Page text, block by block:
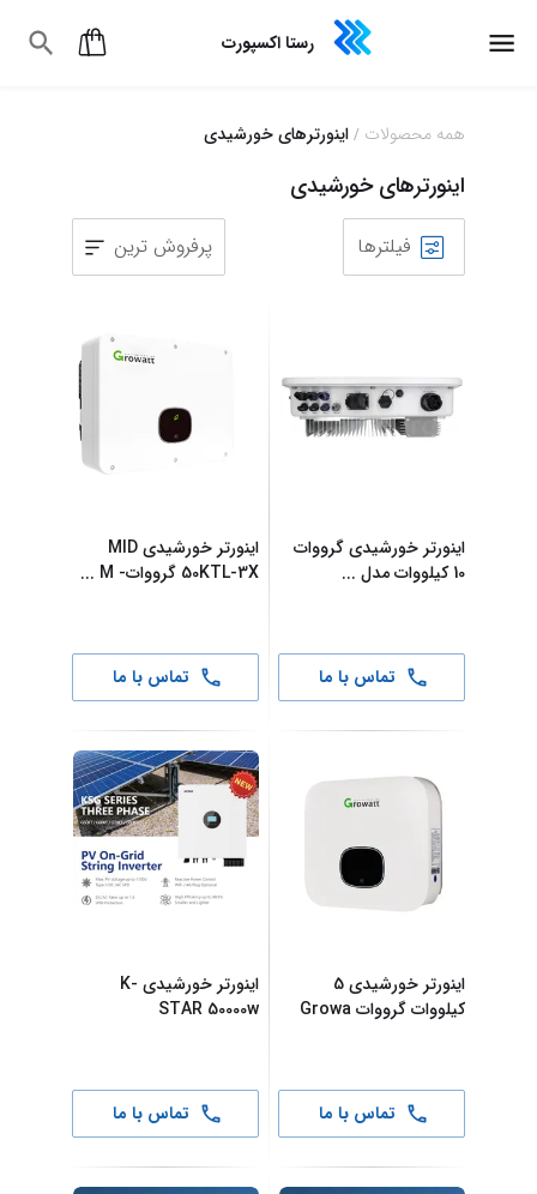
رستا اکسپورت
همه محصولات / اینورترهای خورشیدی
اینورترهای خورشیدی
فیلترها پرفروش ترین
اینورتر خورشیدی گرووات
10 کیلووات مدل
...
تماس با ما
اینورتر خورشیدی MID
50KTL-3X گرووات- M
...
تماس با ما
اینورتر خورشیدی 5
کیلووات گرووات Growa
تماس با ما
اینورتر خورشیدی K-
STAR 50000w
تماس با ما